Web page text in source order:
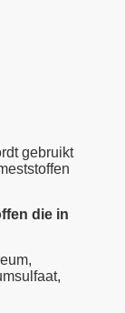
gebruikt
die in